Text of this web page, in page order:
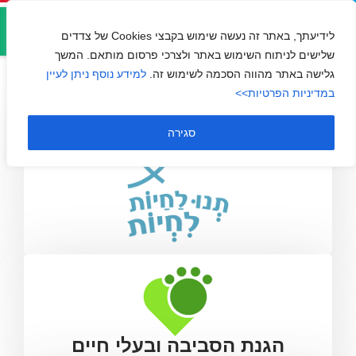
לידיעתך, באתר זה נעשה שימוש בקבצי Cookies של צדדים
שלישים לניתוח השימוש באתר ולצרכי פרסום מותאם. המשך
גלישה באתר מהווה הסכמה לשימוש זה. למידע נוסף ניתן לעיין
במדיניות הפרטיות>>
סגירה
תנו לחיות לחיות
הגנת הסביבה ובעלי חיים